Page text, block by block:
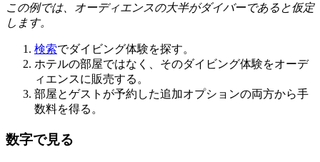
この例では、オーディエンスの大半がダイバーであると仮定
します。
検索でダイビング体験を探す。
ホテルの部屋ではなく、そのダイビング体験をオーデ
ィエンスに販売する。
部屋とゲストが予約した追加オプションの両方から手
数料を得る。
数字で見る